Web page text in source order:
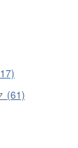
(61)